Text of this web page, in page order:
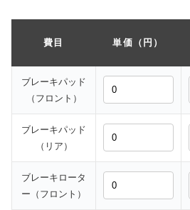
費目 単価（円）
ブレーキパッド
（フロント）
ブレーキパッド
（リア）
ブレーキロータ
ー（フロント）